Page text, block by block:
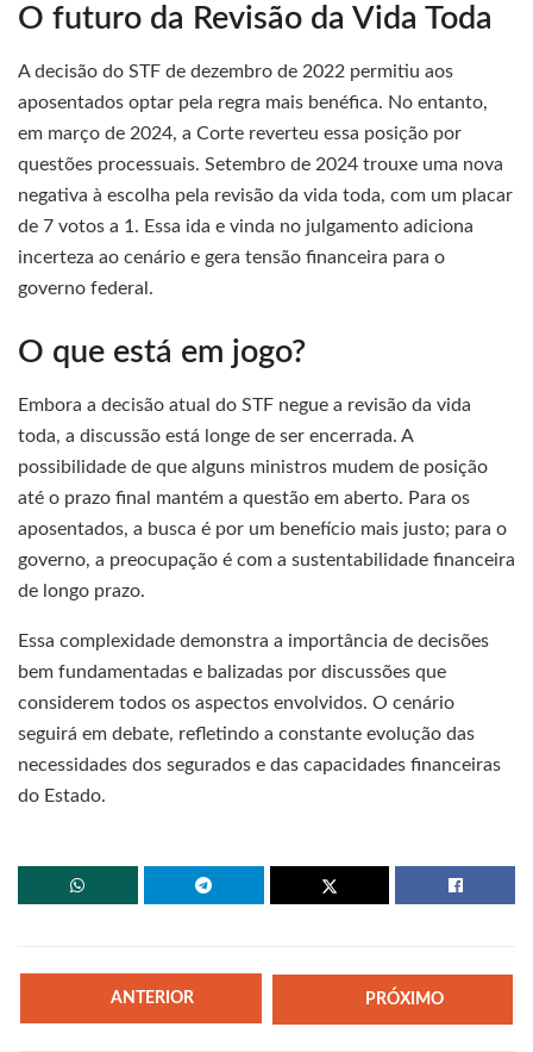
O futuro da Revisão da Vida Toda
A decisão do STF de dezembro de 2022 permitiu aos
aposentados optar pela regra mais benéfica. No entanto,
em março de 2024, a Corte reverteu essa posição por
questões processuais. Setembro de 2024 trouxe uma nova
negativa à escolha pela revisão da vida toda, com um placar
de 7 votos a 1. Essa ida e vinda no julgamento adiciona
incerteza ao cenário e gera tensão financeira para o
governo federal.
O que está em jogo?
Embora a decisão atual do STF negue a revisão da vida
toda, a discussão está longe de ser encerrada. A
possibilidade de que alguns ministros mudem de posição
até o prazo final mantém a questão em aberto. Para os
aposentados, a busca é por um benefício mais justo; para o
governo, a preocupação é com a sustentabilidade financeira
de longo prazo.
Essa complexidade demonstra a importância de decisões
bem fundamentadas e balizadas por discussões que
considerem todos os aspectos envolvidos. O cenário
seguirá em debate, refletindo a constante evolução das
necessidades dos segurados e das capacidades financeiras
do Estado.
ANTERIOR PRÓXIMO